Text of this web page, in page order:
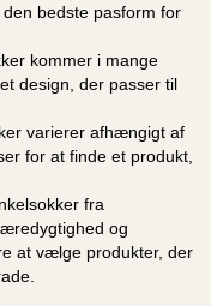
bedste pasform for
kommer i mange
design, der passer til
varierer afhængigt af
for at finde et produkt,
fra
og
at vælge produkter, der